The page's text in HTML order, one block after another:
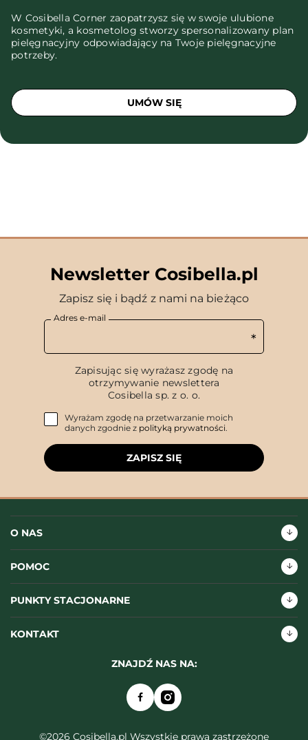
W Cosibella Corner zaopatrzysz się w swoje ulubione
kosmetyki, a kosmetolog stworzy spersonalizowany plan
pielęgnacyjny odpowiadający na Twoje pielęgnacyjne
potrzeby.
UMÓW SIĘ
Newsletter Cosibella.pl
Zapisz się i bądź z nami na bieżąco
Adres e-mail
Zapisując się wyrażasz zgodę na
otrzymywanie newslettera
Cosibella sp. z o. o.
Wyrażam zgodę na przetwarzanie moich
danych zgodnie z polityką prywatności.
ZAPISZ SIĘ
O NAS
POMOC
PUNKTY STACJONARNE
KONTAKT
ZNAJDŹ NAS NA:
©2026 Cosibella.pl Wszystkie prawa zastrzeżone